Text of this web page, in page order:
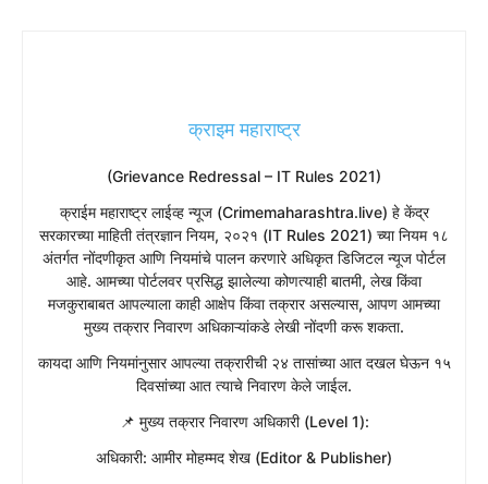
क्राइम महाराष्ट्र
(Grievance Redressal – IT Rules 2021)
​क्राईम महाराष्ट्र लाईव्ह न्यूज (Crimemaharashtra.live) हे केंद्र
सरकारच्या माहिती तंत्रज्ञान नियम, २०२१ (IT Rules 2021) च्या नियम १८
अंतर्गत नोंदणीकृत आणि नियमांचे पालन करणारे अधिकृत डिजिटल न्यूज पोर्टल
आहे. आमच्या पोर्टलवर प्रसिद्ध झालेल्या कोणत्याही बातमी, लेख किंवा
मजकुराबाबत आपल्याला काही आक्षेप किंवा तक्रार असल्यास, आपण आमच्या
मुख्य तक्रार निवारण अधिकाऱ्यांकडे लेखी नोंदणी करू शकता.
​कायदा आणि नियमांनुसार आपल्या तक्रारीची २४ तासांच्या आत दखल घेऊन १५
दिवसांच्या आत त्याचे निवारण केले जाईल.
​📌 मुख्य तक्रार निवारण अधिकारी (Level 1):
​अधिकारी: आमीर मोहम्मद शेख (Editor & Publisher)